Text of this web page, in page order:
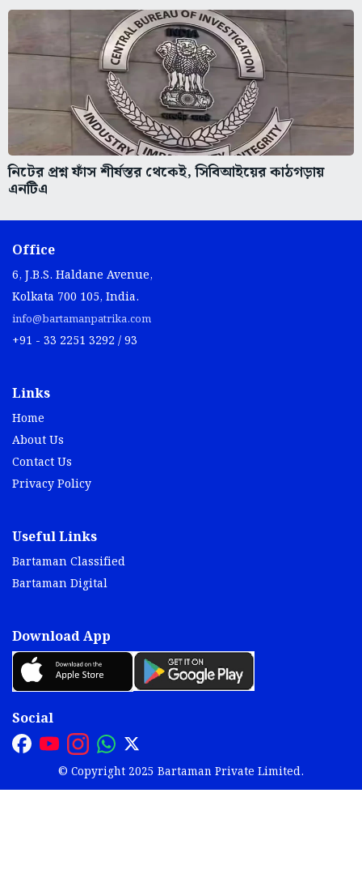
নিটের প্রশ্ন ফাঁস শীর্ষস্তর থেকেই, সিবিআইয়ের কাঠগড়ায়
এনটিএ
Office
6, J.B.S. Haldane Avenue,
Kolkata 700 105, India.
info@bartamanpatrika.com
+91 - 33 2251 3292 / 93
Links
Home
About Us
Contact Us
Privacy Policy
Useful Links
Bartaman Classified
Bartaman Digital
Download App
Social
© Copyright 2025 Bartaman Private Limited.